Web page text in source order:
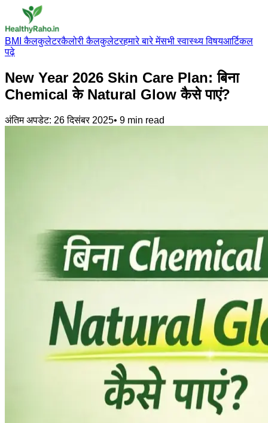
BMI कैलकुलेटरकैलोरी कैलकुलेटरहमारे बारे मेंसभी स्वास्थ्य विषयआर्टिकल
पढ़े
New Year 2026 Skin Care Plan: बिना
Chemical के Natural Glow कैसे पाएं?
अंतिम अपडेट: 26 दिसंबर 2025• 9 min read